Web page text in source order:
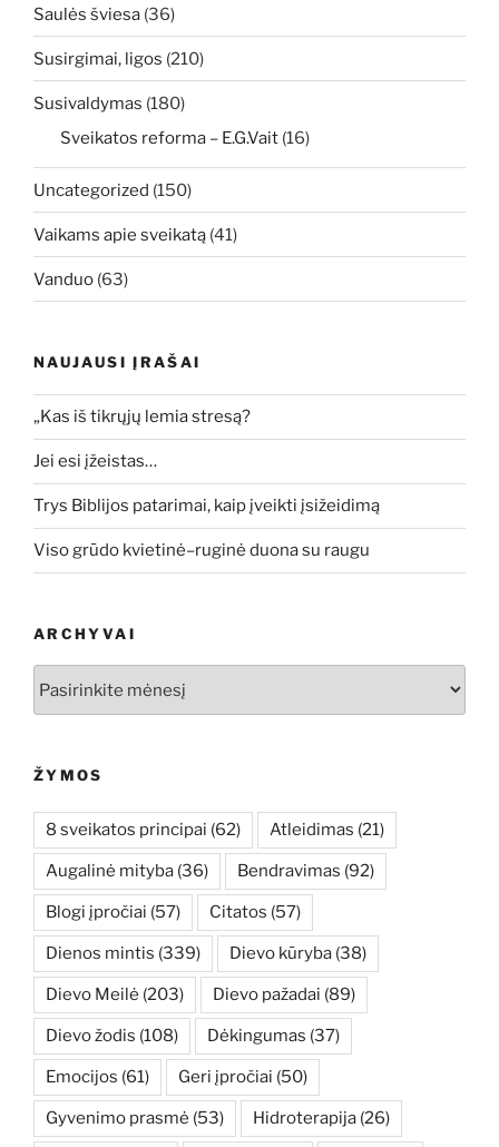
Saulės šviesa (36)
Susirgimai, ligos (210)
Susivaldymas (180)
Sveikatos reforma – E.G.Vait (16)
Uncategorized (150)
Vaikams apie sveikatą (41)
Vanduo (63)
NAUJAUSI ĮRAŠAI
„Kas iš tikrųjų lemia stresą?
Jei esi įžeistas…
Trys Biblijos patarimai, kaip įveikti įsižeidimą
Viso grūdo kvietinė–ruginė duona su raugu
ARCHYVAI
ŽYMOS
8 sveikatos principai (62) Atleidimas (21)
Augalinė mityba (36) Bendravimas (92)
Blogi įpročiai (57) Citatos (57)
Dienos mintis (339) Dievo kūryba (38)
Dievo Meilė (203) Dievo pažadai (89)
Dievo žodis (108) Dėkingumas (37)
Emocijos (61) Geri įpročiai (50)
Gyvenimo prasmė (53) Hidroterapija (26)